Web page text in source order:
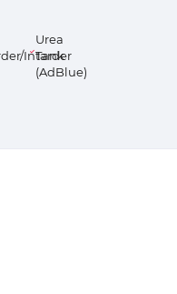
Intarder
Urea
Tank
(AdBlue)